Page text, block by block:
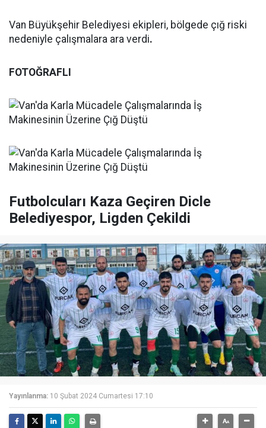
Van Büyükşehir Belediyesi ekipleri, bölgede çığ riski
nedeniyle çalışmalara ara verdi.
FOTOĞRAFLI
Futbolcuları Kaza Geçiren Dicle
Belediyespor, Ligden Çekildi
Yayınlanma: 10 Şubat 2024 Cumartesi 17:10